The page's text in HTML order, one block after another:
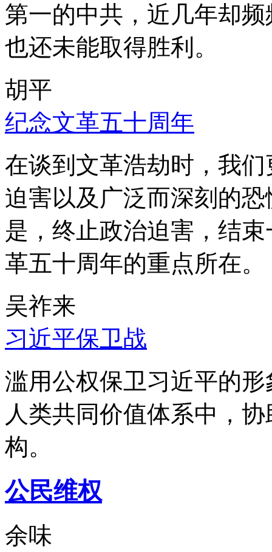
第一的中共，近几年却
也还未能取得胜利。
胡平
纪念文革五十周年
在谈到文革浩劫时，我
迫害以及广泛而深刻的
是，终止政治迫害，结
革五十周年的重点所在。
吴祚来
习近平保卫战
滥用公权保卫习近平的
人类共同价值体系中，
构。
公民维权
余味